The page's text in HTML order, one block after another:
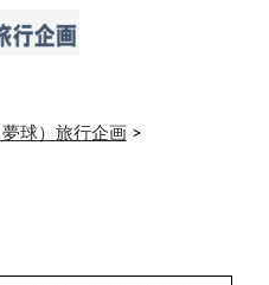
球）旅行企画